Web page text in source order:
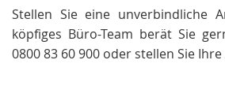
Stellen Sie eine unverbindliche
köpfiges Büro-Team berät Sie
0800 83 60 900 oder stellen Sie